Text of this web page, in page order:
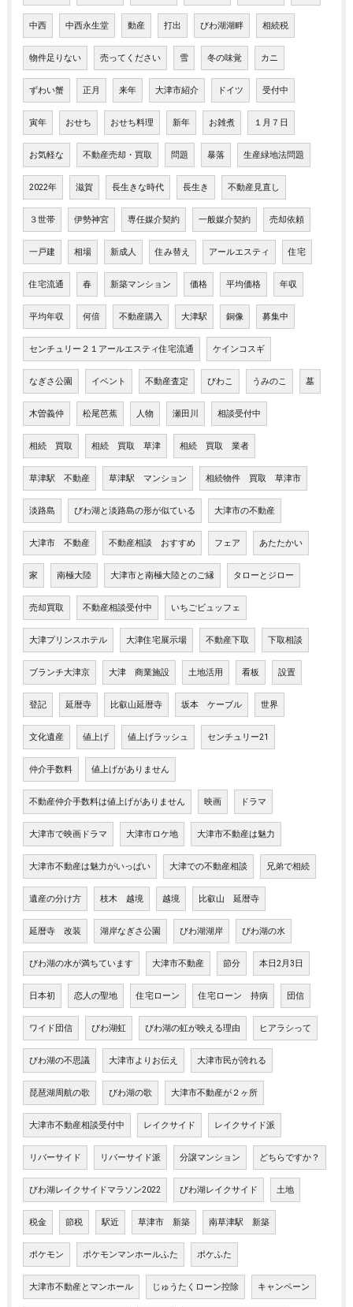
中西 中西永生堂 動産 打出 びわ湖湖畔 相続税
物件足りない 売ってください 雪 冬の味覚 カニ
ずわい蟹 正月 来年 大津市紹介 ドイツ 受付中
寅年 おせち おせち料理 新年 お雑煮 １月７日
お気軽な 不動産売却・買取 問題 暴落 生産緑地法問題
2022年 滋賀 長生きな時代 長生き 不動産見直し
３世帯 伊勢神宮 専任媒介契約 一般媒介契約 売却依頼
一戸建 相場 新成人 住み替え アールエスティ 住宅
住宅流通 春 新築マンション 価格 平均価格 年収
平均年収 何倍 不動産購入 大津駅 銅像 募集中
センチュリー２１アールエスティ住宅流通 ケインコスギ
なぎさ公園 イベント 不動産査定 びわこ うみのこ 墓
木曽義仲 松尾芭蕉 人物 瀬田川 相談受付中
相続 買取 相続 買取 草津 相続 買取 業者
草津駅 不動産 草津駅 マンション 相続物件 買取 草津市
淡路島 びわ湖と淡路島の形が似ている 大津市の不動産
大津市 不動産 不動産相談 おすすめ フェア あたたかい
家 南極大陸 大津市と南極大陸とのご縁 タローとジロー
売却買取 不動産相談受付中 いちごビュッフェ
大津プリンスホテル 大津住宅展示場 不動産下取 下取相談
ブランチ大津京 大津 商業施設 土地活用 看板 設置
登記 延暦寺 比叡山延暦寺 坂本 ケーブル 世界
文化遺産 値上げ 値上げラッシュ センチュリー21
仲介手数料 値上げがありません
不動産仲介手数料は値上げがありません 映画 ドラマ
大津市で映画ドラマ 大津市ロケ地 大津市不動産は魅力
大津市不動産は魅力がいっぱい 大津での不動産相談 兄弟で相続
遺産の分け方 枝木 越境 越境 比叡山 延暦寺
延暦寺 改装 湖岸なぎさ公園 びわ湖湖岸 びわ湖の水
びわ湖の水が満ちています 大津市不動産 節分 本日2月3日
日本初 恋人の聖地 住宅ローン 住宅ローン 持病 団信
ワイド団信 びわ湖虹 びわ湖の虹が映える理由 ヒアラシって
びわ湖の不思議 大津市よりお伝え 大津市民が誇れる
琵琶湖周航の歌 びわ湖の歌 大津市不動産が２ヶ所
大津市不動産相談受付中 レイクサイド レイクサイド派
リバーサイド リバーサイド派 分譲マンション どちらですか？
びわ湖レイクサイドマラソン2022 びわ湖レイクサイド 土地
税金 節税 駅近 草津市 新築 南草津駅 新築
ポケモン ポケモンマンホールふた ポケふた
大津市不動産とマンホール じゅうたくローン控除 キャンペーン